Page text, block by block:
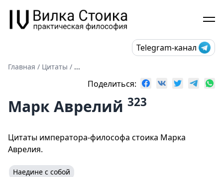
Telegram-канал
Главная / Цитаты / ...
Поделиться:
Марк Аврелий 323
Цитаты императора-философа стоика Марка
Аврелия.
Наедине с собой